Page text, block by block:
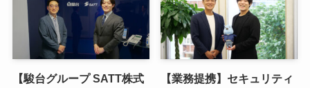
【駿台グループ SATT株式
【業務提携】セキュリティ